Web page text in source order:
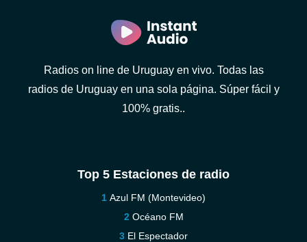
Radios on line de Uruguay en vivo. Todas las
radios de Uruguay en una sola página. Súper fácil y
100% gratis..
Top 5 Estaciones de radio
Azul FM (Montevideo)
Océano FM
El Espectador